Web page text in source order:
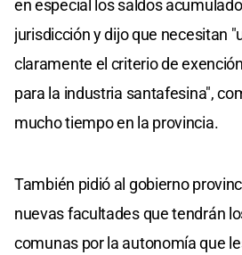
en especial los saldos
jurisdicción y dijo que necesitan
claramente el criterio de
para la industria santafesina",
mucho tiempo en la provincia.
También pidió al gobierno
nuevas facultades que tendrán
comunas por la autonomía que